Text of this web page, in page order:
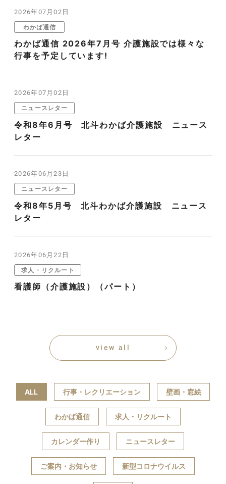
2026年07月02日
わかば通信
わかば通信 2026年7月号 介護施設では様々な
行事を予定しています!
2026年07月02日
ニュースレター
令和8年6月号 北斗わかば介護施設 ニュース
レター
2026年06月23日
ニュースレター
令和8年5月号 北斗わかば介護施設 ニュース
レター
2026年06月22日
求人・リクルート
看護師（介護施設）（パート）
view all
ALL 行事・レクリエーション 壁画・窓絵
わかば通信 求人・リクルート
カレンダー作り ニュースレター
ご案内・お知らせ 新型コロナウイルス